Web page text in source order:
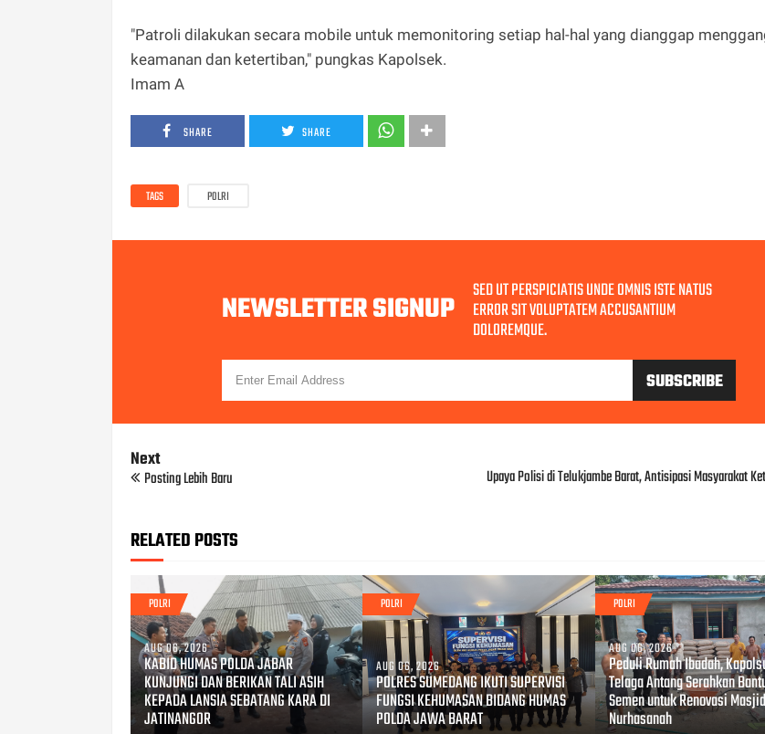
"Patroli dilakukan secara mobile untuk memonitoring setiap hal-hal yang dianggap
keamanan dan ketertiban," pungkas Kapolsek.
Imam A
SHARE SHARE
TAGS POLRI
NEWSLETTER SIGNUP SED UT PERSPICIATIS UNDE OMNIS ISTE NATUS
ERROR SIT VOLUPTATEM ACCUSANTIUM
DOLOREMQUE.
Next
Posting Lebih Baru Upaya Polisi di Telukjambe Barat, Antisipasi Masyarakat
RELATED POSTS
POLRI
AUG 06, 2026
KABID HUMAS POLDA JABAR
KUNJUNGI DAN BERIKAN TALI ASIH
KEPADA LANSIA SEBATANG KARA DI
JATINANGOR
POLRI
AUG 06, 2026
POLRES SUMEDANG IKUTI SUPERVISI
FUNGSI KEHUMASAN BIDANG HUMAS
POLDA JAWA BARAT
POLRI
AUG 06, 2026
Peduli Rumah Ibadah,
Telaga Antang Serahkan
Semen untuk Renovasi Masjid
Nurhasanah